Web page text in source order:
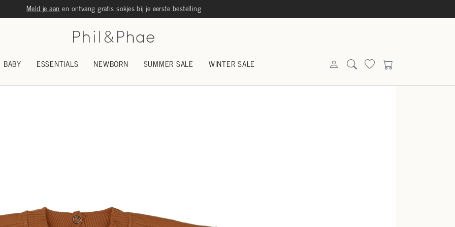
Meld je aan en ontvang gratis sokjes bij je eerste bestelling
BABY ESSENTIALS NEWBORN SUMMER SALE WINTER SALE